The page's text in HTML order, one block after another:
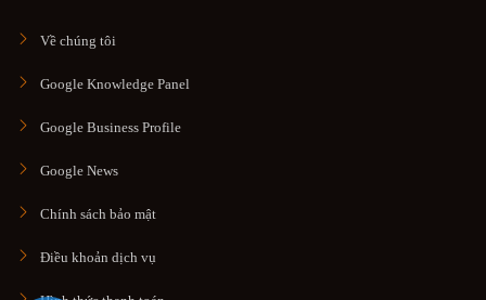
Về chúng tôi
Google Knowledge Panel
Google Business Profile
Google News
Chính sách bảo mật
Điều khoản dịch vụ